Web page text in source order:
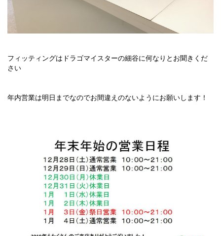
フィッティングはドラゴマイスターの細谷に何なりとお聞きくだ
さい
年内営業は明日までなのでお間違えのないようにお願いします！